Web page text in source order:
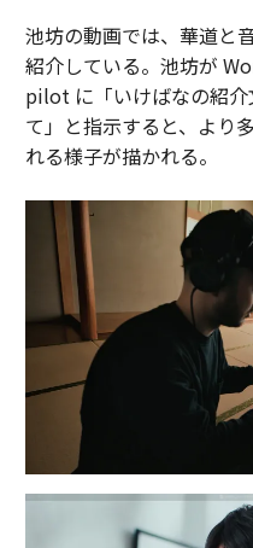
池坊の動画では、華道と
紹介している。池坊が
pilot に「いけばなの紹
て」と指示すると、より
れる様子が描かれる。